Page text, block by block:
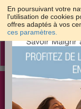
En poursuivant votre
l'utilisation de cookies
offres adaptés à vos
ces paramètres.
Toggle
Les meilleures